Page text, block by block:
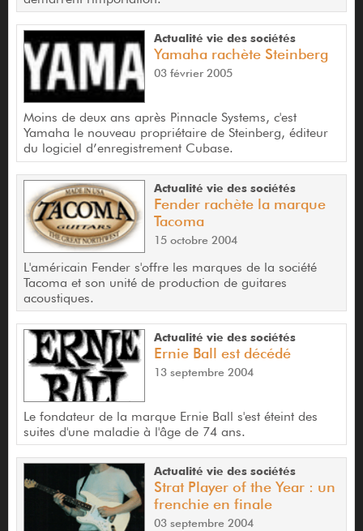
Actualité vie des sociétés
Yamaha rachète Steinberg
03 février 2005
Moins de deux ans après Pinnacle Systems, c'est
Yamaha le nouveau propriétaire de Steinberg, éditeur
du logiciel d’enregistrement Cubase.
Actualité vie des sociétés
Fender rachète la marque
Tacoma
15 octobre 2004
L'américain Fender s'offre les marques de la société
Tacoma et son unité de production de guitares
acoustiques.
Actualité vie des sociétés
Ernie Ball est décédé
13 septembre 2004
Le fondateur de la marque Ernie Ball s'est éteint des
suites d'une maladie à l'âge de 74 ans.
Actualité vie des sociétés
Strat Player of the Year : un
frenchie en finale
03 septembre 2004